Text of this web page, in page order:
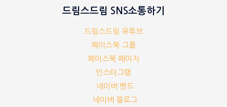
드림스드림 SNS소통하기
드림스드림 유튜브
페이스북 그룹
페이스북 페이지
인스타그램
네이버 밴드
네이버 블로그